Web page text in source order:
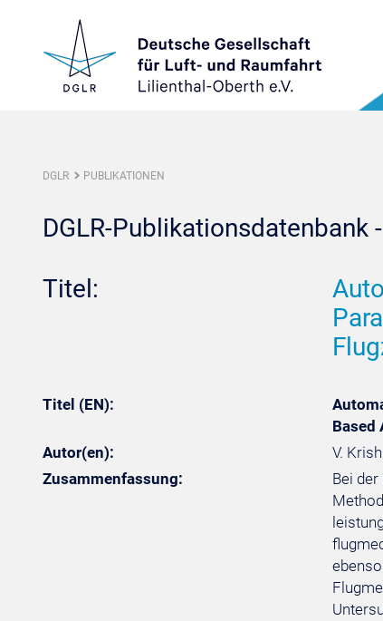
DGLR PUBLIKATIONEN
DGLR-Publikationsdatenbank
Titel:
Titel (EN):
Based
Autor(en):
V.
Zusammenfassung:
Bei